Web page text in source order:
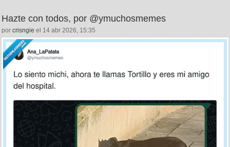
Hazte con todos, por @ymuchosmemes
por crisngie el 14 abr 2026, 15:35